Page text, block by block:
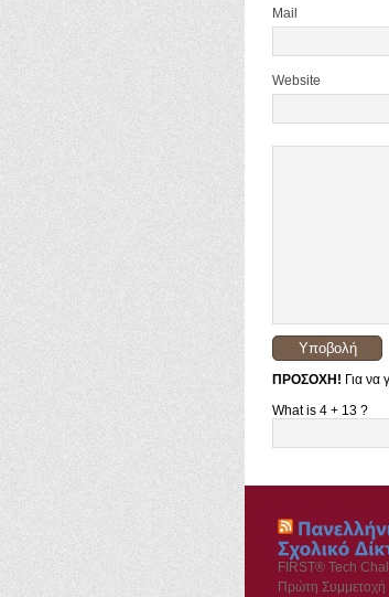
Mail
Website
ΠΡΟΣΟΧΗ! Για να
What is 4 + 13 ?
FIRST® Tech
Πρώτη